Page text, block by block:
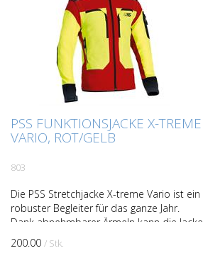
PSS FUNKTIONSJACKE X-TREME
VARIO, ROT/GELB
803
Die PSS Stretchjacke X-treme Vario ist ein
robuster Begleiter für das ganze Jahr.
Dank abnehmbarer Ärmeln kann die Jacke
auch als Weste getragen werden. Bei der
Jacke wer...
200.00 / Stk.